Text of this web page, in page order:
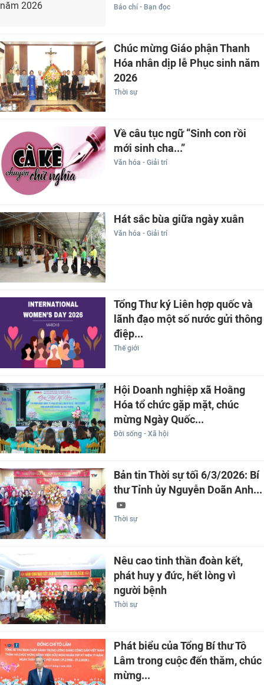
Báo chí - Bạn đọc
Chúc mừng Giáo phận Thanh
Hóa nhân dịp lễ Phục sinh năm
2026
Thời sự
Về câu tục ngữ “Sinh con rồi
mới sinh cha...”
Văn hóa - Giải trí
Hát sắc bùa giữa ngày xuân
Văn hóa - Giải trí
Tổng Thư ký Liên hợp quốc và
lãnh đạo một số nước gửi thông
điệp...
Thế giới
Hội Doanh nghiệp xã Hoằng
Hóa tổ chức gặp mặt, chúc
mừng Ngày Quốc...
Đời sống - Xã hội
Bản tin Thời sự tối 6/3/2026: Bí
thư Tỉnh ủy Nguyễn Doãn Anh...
Thời sự
Nêu cao tinh thần đoàn kết,
phát huy y đức, hết lòng vì
người bệnh
Thời sự
Phát biểu của Tổng Bí thư Tô
Lâm trong cuộc đến thăm, chúc
mừng...